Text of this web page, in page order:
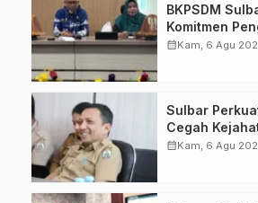
BKPSDM
Komitmen
Kompetensi
calendar_monthKam, 6 Agu
Sulbar
Cegah
Scamming
calendar_monthKam, 6 Agu